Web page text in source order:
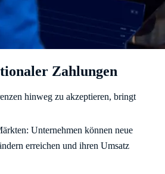
Zahlungen
hinweg zu akzeptieren, bringt
Unternehmen können neue
erreichen und ihren Umsatz